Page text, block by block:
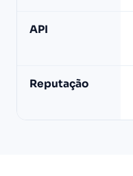
API
Reputação